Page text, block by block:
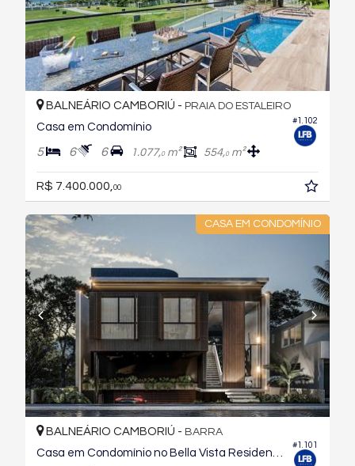
#1.102
BALNEÁRIO CAMBORIÚ - PRAIA DO ESTALEIRO
Casa em Condomínio
5 6 6 1.077,0m² 554,0m²
R$ 7.400.000, 00
CASA EM CONDOMÍNIO
#1.101
BALNEÁRIO CAMBORIÚ - BARRA